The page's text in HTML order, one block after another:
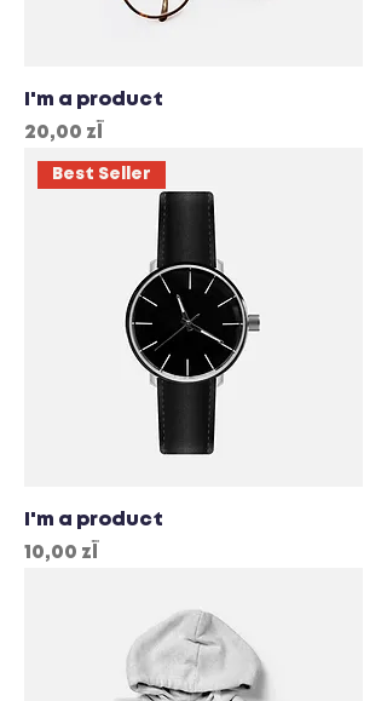
I'm a product
Cena
20,00 zł
Best Seller
I'm a product
Cena
10,00 zł